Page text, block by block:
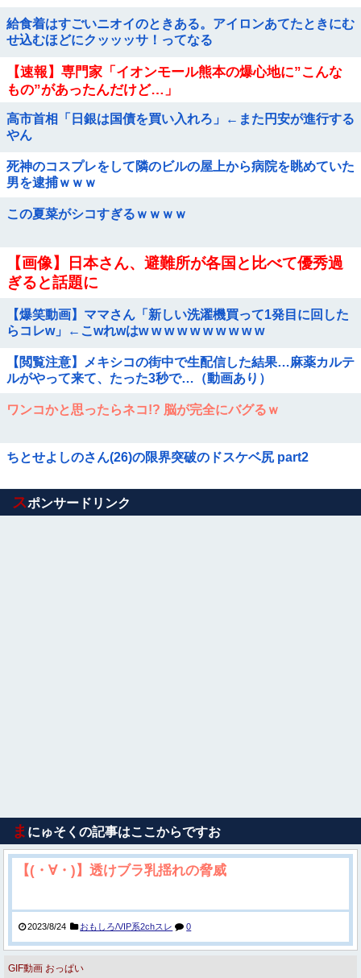
給食着はすごいニオイのときある。アイロンあてたときにむ
せ込むほどにクッッッサ！ってなる
【速報】専門家「イオンモール熊本の爆心地に”こんな
もの”があったんだけど…」
高市首相「日銀は国債を買い入れろ」←また円安が進行する
やん
死神のコスプレをして隣のビルの屋上から病院を眺めていた
男を逮捕ｗｗｗ
この夏菜がシコすぎるｗｗｗｗ
【画像】日本さん、避難所が各国と比べて優秀過
ぎると話題に
【爆笑動画】ママさん「新しい洗濯機買って1発目に回した
らコレw」←こwれwはw w w w w w w w w w
【閲覧注意】メキシコの街中で生配信した結果…麻薬カルテ
ルがやって来て、たった3秒で…（動画あり）
ワンコかと思ったらネコ!? 脳が完全にバグるｗ
ちとせよしのさん(26)の限界突破のドスケベ尻 part2
Powered by livedoor 相互RSS
スポンサードリンク
ま にゅそくの記事はここからですお
【(・∀・)】透けブラ乳揺れの脅威
2023/8/24 おもしろ/VIP系2chスレ 0
GIF動画 おっぱい